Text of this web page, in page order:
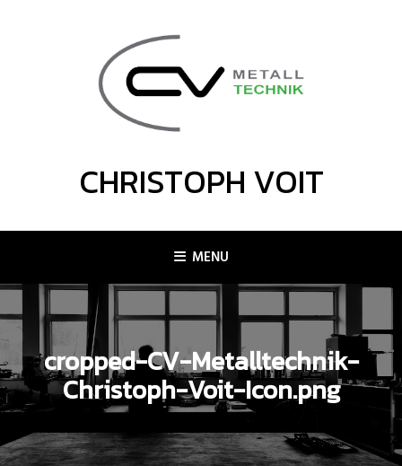
CHRISTOPH VOIT
MENU
cropped-CV-Metalltechnik-
Christoph-Voit-Icon.png